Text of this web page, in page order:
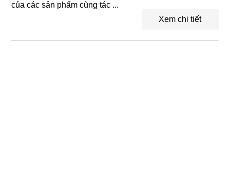
của các sản phẩm cùng tác ...
Xem chi tiết